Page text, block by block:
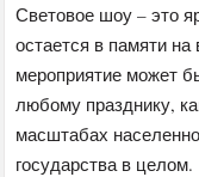
Световое шоу – это
остается в памяти
мероприятие может
любому празднику,
масштабах
государства в целом.